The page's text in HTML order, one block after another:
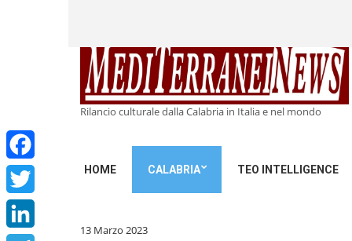
Rilancio culturale dalla Calabria in Italia e nel mondo
HOME CALABRIA TEO INTELLIGENCE
Facebook
Twitter
13 Marzo 2023